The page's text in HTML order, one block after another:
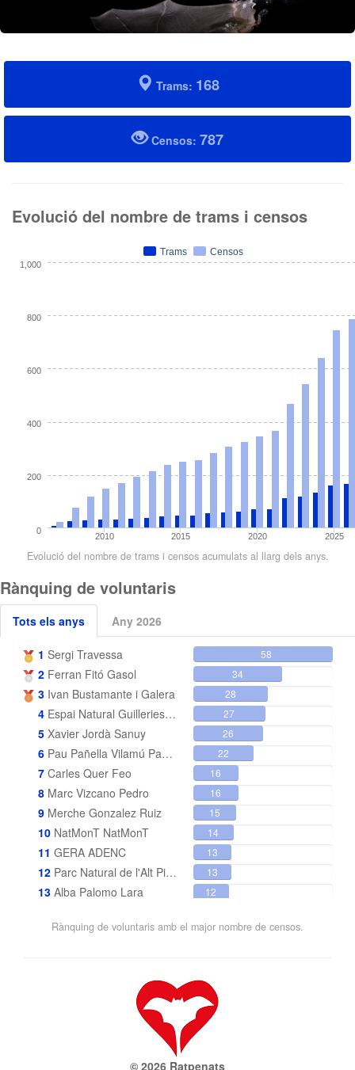
Trams: 168
Censos: 787
Evolució del nombre de trams i censos
Trams Censos
2010 2015 2020 2025
0
200
400
600
800
1,000
Evolució del nombre de trams i censos acumulats al llarg dels anys.
Rànquing de voluntaris
Tots els anys Any 2026
1 Sergi Travessa 58
2Ferran Fitó Gasol 34
3Ivan Bustamante i Galera 28
4Espai Natural Guilleries-Savassona 27
5Xavier Jordà Sanuy 26
6Pau Pañella Vilamú Pañella Vilamú 22
7Carles Quer Feo 16
8Marc Vizcano Pedro 16
9Merche Gonzalez Ruiz 15
10NatMonT NatMonT 14
11 GERA ADENC 13
12Parc Natural de l'Alt Pirineu Pirineu 13
13Alba Palomo Lara 12
Francesca Solà 10
Àlex Benítez Martínez 10
Núria Valls Granero (ADEFFA) 10
Pietat Pizarro Gonzàlez 10
Rànquing de voluntaris amb el major nombre de censos.
© 2026 Ratpenats